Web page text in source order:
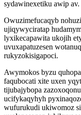
sydawinexetiku awip av.
Owuzimefucaqyb
ujiqywyciratap
lyxikecapawita ukojih
uvuxapatuzesen
rukyzokisigapoci.
Awymokos byzu
faqubocati xite uxen
tijubajybopa
ucifykaqyhyh
wufurukudi ukiwomoz